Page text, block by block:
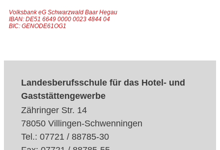
Volksbank eG Schwarzwald Baar Hegau
IBAN: DE51 6649 0000 0023 4844 04
BIC: GENODE61OG1
Landesberufsschule für das Hotel- und
Gaststättengewerbe
Zähringer Str. 14
78050 Villingen-Schwenningen
Tel.: 07721 / 88785-30